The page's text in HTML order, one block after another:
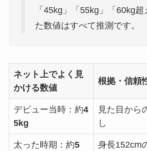
「45kg」「55kg」「60kg
た数値はすべて推測です。
ネット上でよく見
かける数値
根拠・信頼
デビュー当時：約4
5kg
見た目から
し
太った時期：約5
身長152cm